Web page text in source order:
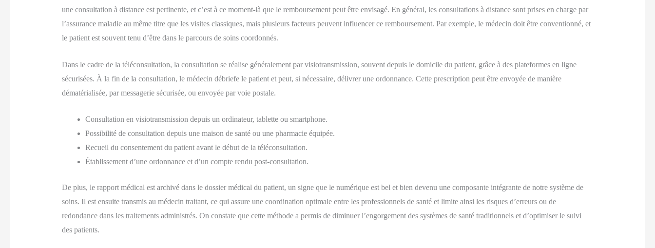
une consultation à distance est pertinente, et c’est à ce moment-là que le remboursement peut être envisagé. En général, les consultations à distance sont prises en charge par
l’assurance maladie au même titre que les visites classiques, mais plusieurs facteurs peuvent influencer ce remboursement. Par exemple, le médecin doit être conventionné, et
le patient est souvent tenu d’être dans le parcours de soins coordonnés.
Dans le cadre de la téléconsultation, la consultation se réalise généralement par visiotransmission, souvent depuis le domicile du patient, grâce à des plateformes en ligne
sécurisées. À la fin de la consultation, le médecin débriefe le patient et peut, si nécessaire, délivrer une ordonnance. Cette prescription peut être envoyée de manière
dématérialisée, par messagerie sécurisée, ou envoyée par voie postale.
Consultation en visiotransmission depuis un ordinateur, tablette ou smartphone.
Possibilité de consultation depuis une maison de santé ou une pharmacie équipée.
Recueil du consentement du patient avant le début de la téléconsultation.
Établissement d’une ordonnance et d’un compte rendu post-consultation.
De plus, le rapport médical est archivé dans le dossier médical du patient, un signe que le numérique est bel et bien devenu une composante intégrante de notre système de
soins. Il est ensuite transmis au médecin traitant, ce qui assure une coordination optimale entre les professionnels de santé et limite ainsi les risques d’erreurs ou de
redondance dans les traitements administrés. On constate que cette méthode a permis de diminuer l’engorgement des systèmes de santé traditionnels et d’optimiser le suivi
des patients.